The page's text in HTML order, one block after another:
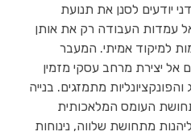
יודעים לסנן את תנועת
עמדות העבודה רק את אותן
למיקוד אמיתי. המעבר
אל יצירת מרחב עסקי מזמין
מתמזגים. בנייה
העומס המלאכותית
מתחושת שלווה, נינוחות